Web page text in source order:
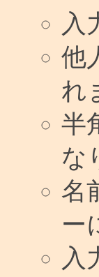
入
他
れ
半
な
名
ー
入